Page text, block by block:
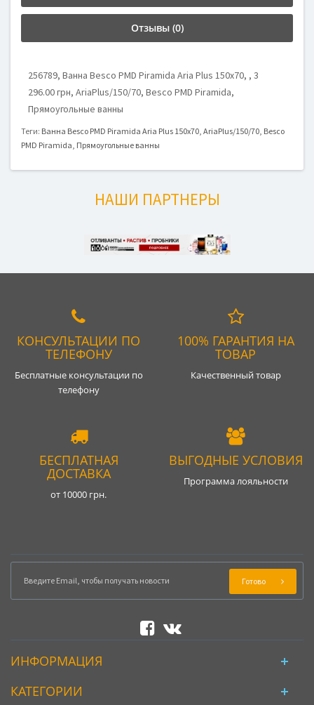
Отзывы (0)
256789, Ванна Besco PMD Piramida Aria Plus 150x70, , 3
296.00 грн, AriaPlus/150/70, Besco PMD Piramida,
Прямоугольные ванны
Теги: Ванна Besco PMD Piramida Aria Plus 150x70, AriaPlus/150/70, Besco
PMD Piramida, Прямоугольные ванны
НАШИ ПАРТНЕРЫ
КОНСУЛЬТАЦИИ ПО
ТЕЛЕФОНУ
Бесплатные консультации по
телефону
100% ГАРАНТИЯ НА
ТОВАР
Качественный товар
БЕСПЛАТНАЯ
ДОСТАВКА
от 10000 грн.
ВЫГОДНЫЕ УСЛОВИЯ
Программа лояльности
Готово
ИНФОРМАЦИЯ
КАТЕГОРИИ